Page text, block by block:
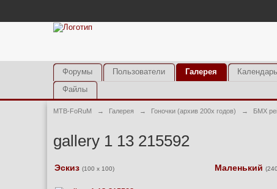
Форумы Пользователи Галерея
Календарь
Файлы
MTB-FoRuM → Галерея → Гоночки (архив 200х годов) → БМХ
gallery 1 13 215592
Эскиз (100 x 100) Маленький